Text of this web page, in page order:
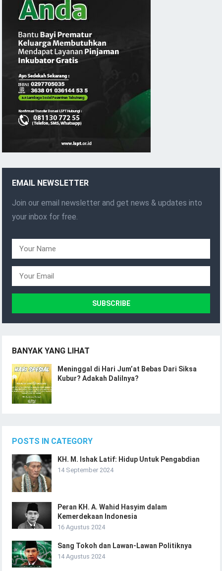
EMAIL NEWSLETTER
Join our email newsletter and get news & updates into
your inbox for free.
BANYAK YANG LIHAT
Meninggal di Hari Jum’at Bebas Dari Siksa
Kubur? Adakah Dalilnya?
POSTS IN CATEGORY
KH. M. Ishak Latif: Hidup Untuk Pengabdian
14 September 2024
Peran KH. A. Wahid Hasyim dalam
Kemerdekaan Indonesia
16 Agustus 2024
Sang Tokoh dan Lawan-Lawan Politiknya
14 Agustus 2024